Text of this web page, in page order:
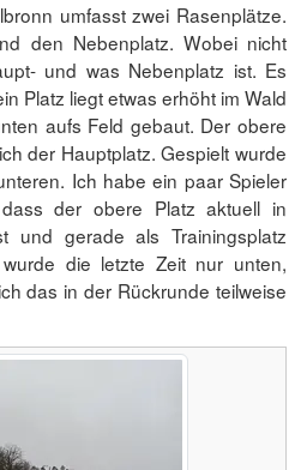
umfasst zwei Rasenplätze.
den Nebenplatz. Wobei nicht
und was Nebenplatz ist. Es
Platz liegt etwas erhöht im Wald
aufs Feld gebaut. Der obere
der Hauptplatz. Gespielt wurde
Ich habe ein paar Spieler
der obere Platz aktuell in
und gerade als Trainingsplatz
die letzte Zeit nur unten,
das in der Rückrunde teilweise